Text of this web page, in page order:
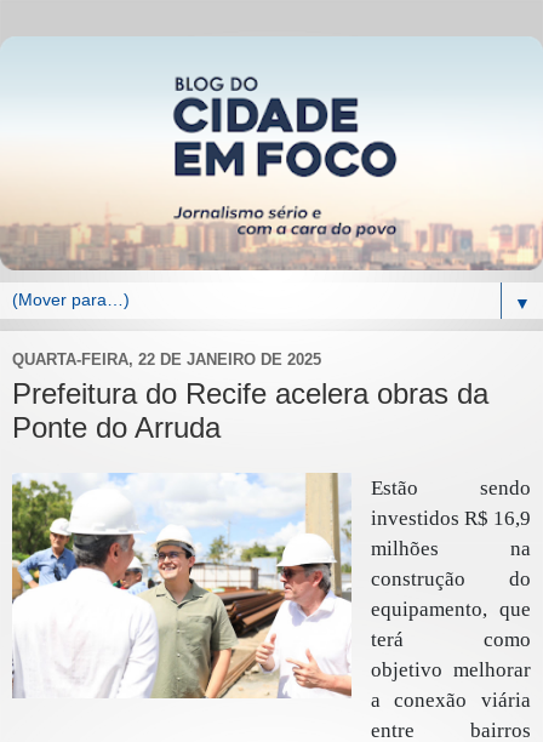
▼
QUARTA-FEIRA, 22 DE JANEIRO DE 2025
Prefeitura do Recife acelera obras da
Ponte do Arruda
Estão sendo
investidos R$ 16,9
milhões na
construção do
equipamento, que
terá como
objetivo melhorar
a conexão viária
entre bairros